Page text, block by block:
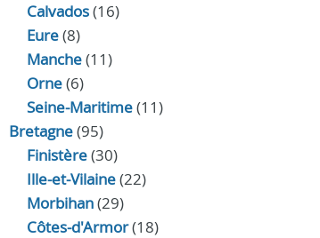
Calvados(16)
Eure(8)
Manche(11)
Orne(6)
Seine-Maritime(11)
Bretagne(95)
Finistère(30)
Ille-et-Vilaine(22)
Morbihan(29)
Côtes-d'Armor(18)